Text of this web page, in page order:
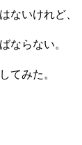
ないけれど、
ならない。
てみた。